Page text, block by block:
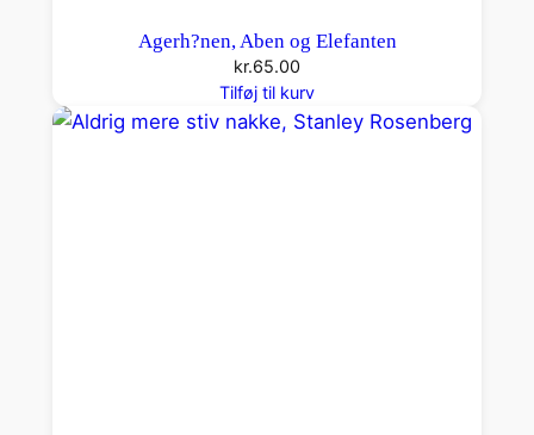
Agerh?nen, Aben og Elefanten
kr.65.00
Tilføj til kurv